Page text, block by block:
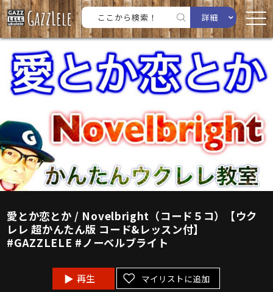
詳細
愛とか恋とか / Novelbright（コード５コ）【ウク
レレ 超かんたん版 コード&レッスン付】
#GAZZLELE #ノーベルブライト
再生 マイリストに追加